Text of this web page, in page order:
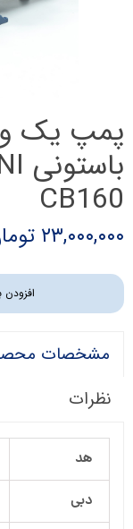
پمپ یک و
CB160
۲۳,۰۰۰,۰۰۰ تومان
مشخصات
نظرات
هد
دبی